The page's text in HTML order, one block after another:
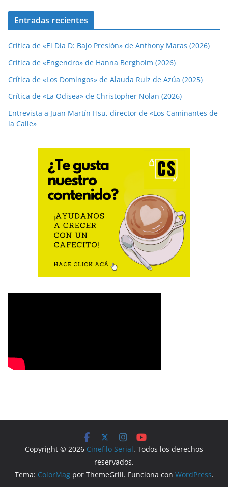
Entradas recientes
Crítica de «El Día D: Bajo Presión» de Anthony Maras (2026)
Crítica de «Engendro» de Hanna Bergholm (2026)
Crítica de «Los Domingos» de Alauda Ruiz de Azúa (2025)
Crítica de «La Odisea» de Christopher Nolan (2026)
Entrevista a Juan Martín Hsu, director de «Los Caminantes de
la Calle»
Copyright © 2026 Cinefilo Serial. Todos los derechos
reservados.
Tema: ColorMagpor ThemeGrill. Funciona con WordPress.